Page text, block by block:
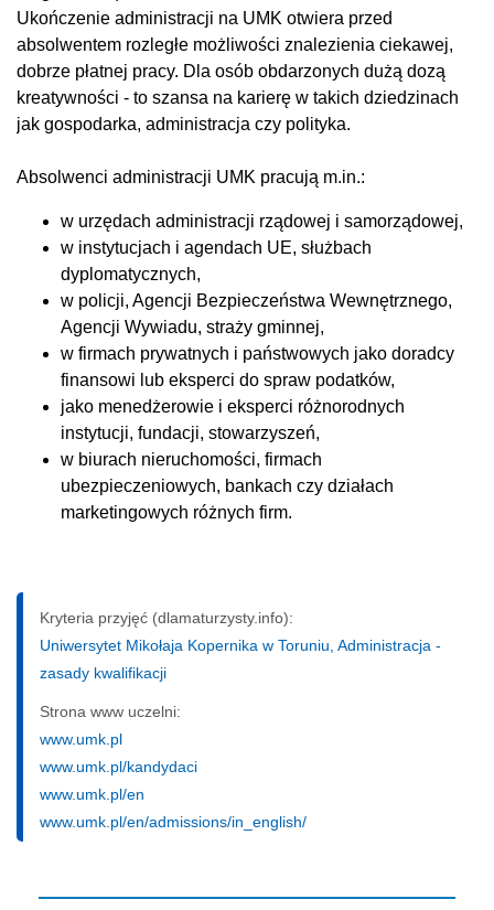
Ukończenie administracji na UMK otwiera przed
absolwentem rozległe możliwości znalezienia ciekawej,
dobrze płatnej pracy. Dla osób obdarzonych dużą dozą
kreatywności - to szansa na karierę w takich dziedzinach
jak gospodarka, administracja czy polityka.
Absolwenci administracji UMK pracują m.in.:
w urzędach administracji rządowej i samorządowej,
w instytucjach i agendach UE, służbach
dyplomatycznych,
w policji, Agencji Bezpieczeństwa Wewnętrznego,
Agencji Wywiadu, straży gminnej,
w firmach prywatnych i państwowych jako doradcy
finansowi lub eksperci do spraw podatków,
jako menedżerowie i eksperci różnorodnych
instytucji, fundacji, stowarzyszeń,
w biurach nieruchomości, firmach
ubezpieczeniowych, bankach czy działach
marketingowych różnych firm.
Kryteria przyjęć (dlamaturzysty.info):
Uniwersytet Mikołaja Kopernika w Toruniu, Administracja -
zasady kwalifikacji
Strona www uczelni:
www.umk.pl
www.umk.pl/kandydaci
www.umk.pl/en
www.umk.pl/en/admissions/in_english/